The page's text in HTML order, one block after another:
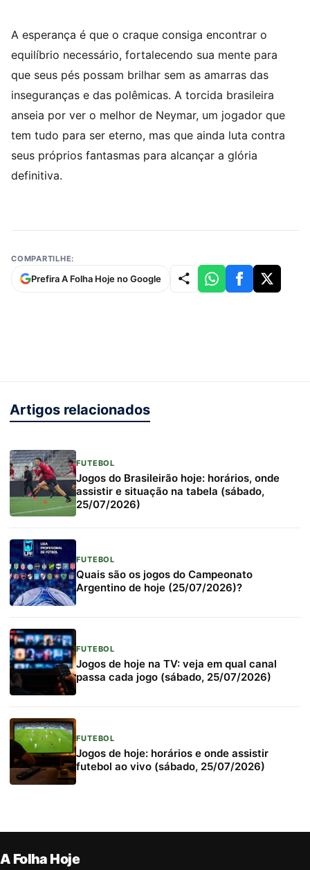
A esperança é que o craque consiga encontrar o
equilíbrio necessário, fortalecendo sua mente para
que seus pés possam brilhar sem as amarras das
inseguranças e das polêmicas. A torcida brasileira
anseia por ver o melhor de Neymar, um jogador que
tem tudo para ser eterno, mas que ainda luta contra
seus próprios fantasmas para alcançar a glória
definitiva.
COMPARTILHE:
Prefira A Folha Hoje no Google
Artigos relacionados
FUTEBOL
Jogos do Brasileirão hoje: horários, onde
assistir e situação na tabela (sábado,
25/07/2026)
FUTEBOL
Quais são os jogos do Campeonato
Argentino de hoje (25/07/2026)?
FUTEBOL
Jogos de hoje na TV: veja em qual canal
passa cada jogo (sábado, 25/07/2026)
FUTEBOL
Jogos de hoje: horários e onde assistir
futebol ao vivo (sábado, 25/07/2026)
A Folha Hoje